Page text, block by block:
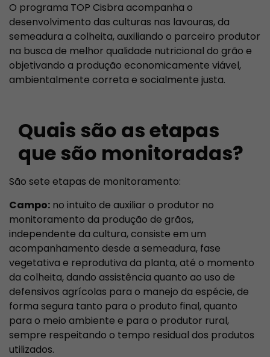
O programa TOP Cisbra acompanha o
desenvolvimento das culturas nas lavouras, da
semeadura a colheita, auxiliando o parceiro produtor
na busca de melhor qualidade nutricional do grão e
objetivando a produção economicamente viável,
ambientalmente correta e socialmente justa.
Quais são as etapas
que são monitoradas?
São sete etapas de monitoramento:
Campo: no intuito de auxiliar o produtor no
monitoramento da produção de grãos,
independente da cultura, consiste em um
acompanhamento desde a semeadura, fase
vegetativa e reprodutiva da planta, até o momento
da colheita, dando assistência quanto ao uso de
defensivos agrícolas para o manejo da espécie, de
forma segura tanto para o produto final, quanto
para o meio ambiente e para o produtor rural,
sempre respeitando o tempo residual dos produtos
utilizados.